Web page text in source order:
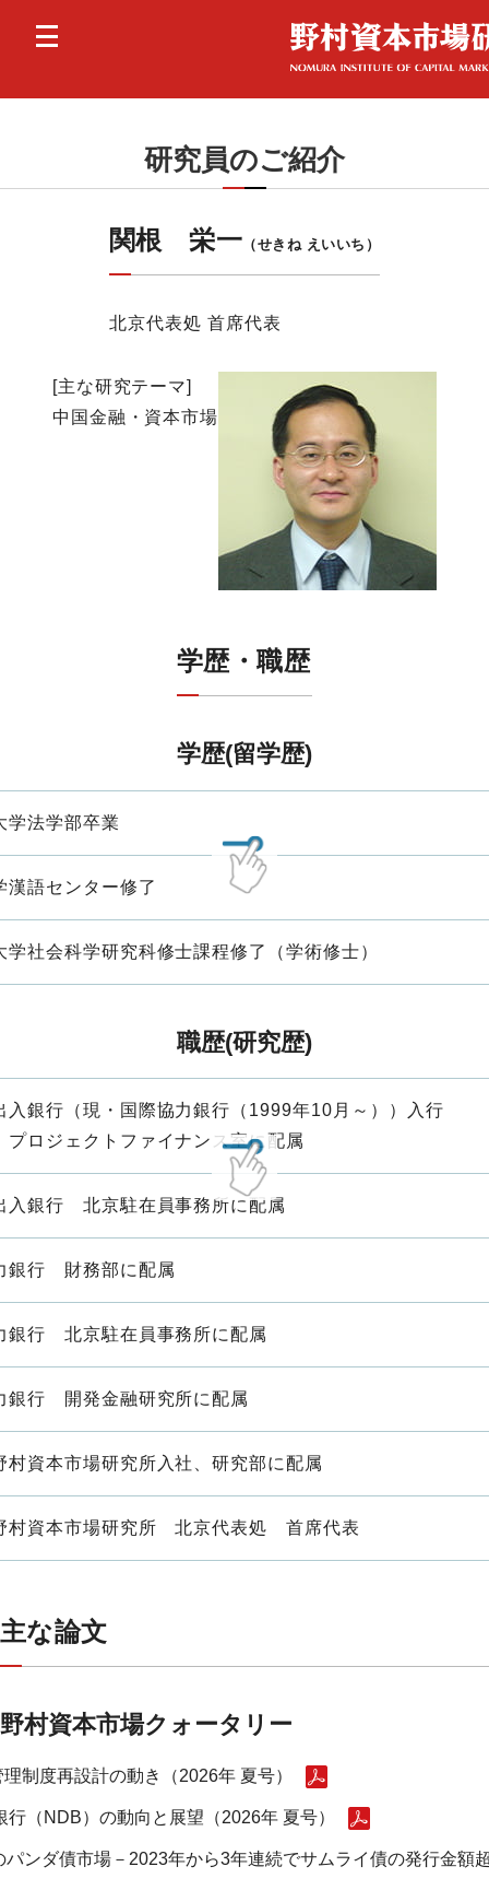
研究員のご紹介
関根 栄一 （せきね えいいち）
北京代表処 首席代表
[主な研究テーマ]
中国金融・資本市場
学歴・職歴
学歴(留学歴)
学法学部卒業
漢語センター修了
学社会科学研究科修士課程修了（学術修士）
職歴(研究歴)
入銀行（現・国際協力銀行（1999年10月～））入行
プロジェクトファイナンス室に配属
入銀行 北京駐在員事務所に配属
銀行 財務部に配属
銀行 北京駐在員事務所に配属
銀行 開発金融研究所に配属
村資本市場研究所入社、研究部に配属
村資本市場研究所 北京代表処 首席代表
主な論文
野村資本市場クォータリー
制度再設計の動き（2026年 夏号）
（NDB）の動向と展望（2026年 夏号）
ンダ債市場－2023年から3年連続でサムライ債の発行金額